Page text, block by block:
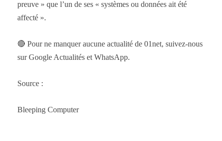
preuve » que l’un de ses « systèmes ou données ait été
affecté ».
🔴 Pour ne manquer aucune actualité de 01net, suivez-nous
sur Google Actualités et WhatsApp.
Source :
Bleeping Computer